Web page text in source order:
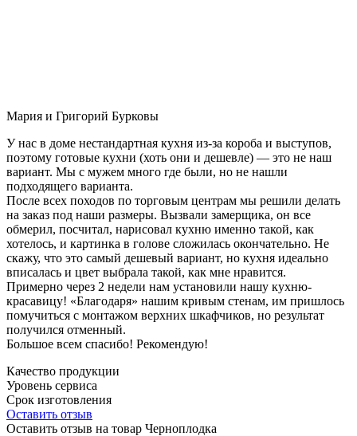
Мария и Григорий Бурковы
У нас в доме нестандартная кухня из-за короба и выступов,
поэтому готовые кухни (хоть они и дешевле) — это не наш
вариант. Мы с мужем много где были, но не нашли
подходящего варианта.
После всех походов по торговым центрам мы решили делать
на заказ под наши размеры. Вызвали замерщика, он все
обмерил, посчитал, нарисовал кухню именно такой, как
хотелось, и картинка в голове сложилась окончательно. Не
скажу, что это самый дешевый вариант, но кухня идеально
вписалась и цвет выбрала такой, как мне нравится.
Примерно через 2 недели нам установили нашу кухню-
красавицу! «Благодаря» нашим кривым стенам, им пришлось
помучиться с монтажом верхних шкафчиков, но результат
получился отменный.
Большое всем спасибо! Рекомендую!
Качество продукции
Уровень сервиса
Срок изготовления
Оставить отзыв
Оставить отзыв на товар Черноплодка